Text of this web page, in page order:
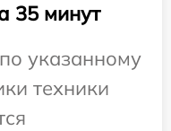
35 минут
указанному
техники